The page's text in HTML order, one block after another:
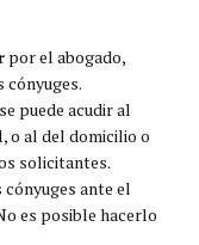
por el abogado,
cónyuges.
puede acudir al
o al del domicilio o
solicitantes.
cónyuges ante el
es posible hacerlo